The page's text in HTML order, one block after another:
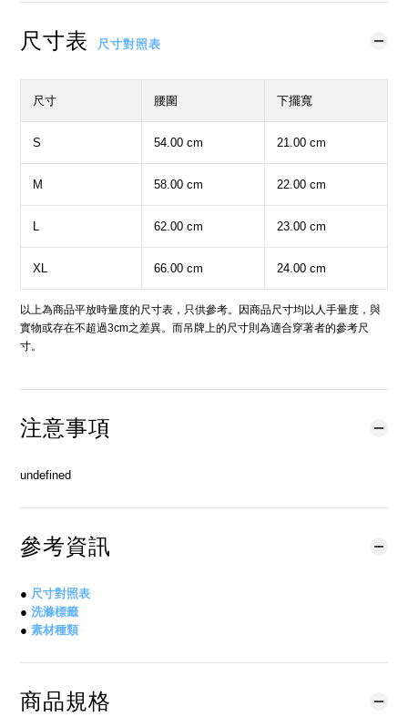
尺寸表 尺寸對照表
尺寸 腰圍 下擺寬
S 54.00 cm 21.00 cm
M 58.00 cm 22.00 cm
L 62.00 cm 23.00 cm
XL 66.00 cm 24.00 cm
以上為商品平放時量度的尺寸表，只供參考。因商品尺寸均以人手量度，與
實物或存在不超過3cm之差異。而吊牌上的尺寸則為適合穿著者的參考尺
寸。
注意事項
undefined
參考資訊
● 尺寸對照表
● 洗滌標籤
● 素材種類
商品規格